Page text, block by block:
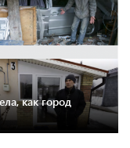
как город